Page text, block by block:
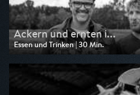
Ackern und ernten i...
Essen und Trinken | 30 Min.
Ausgestrahlt von 3sat
am 09.09.2025, 11:53